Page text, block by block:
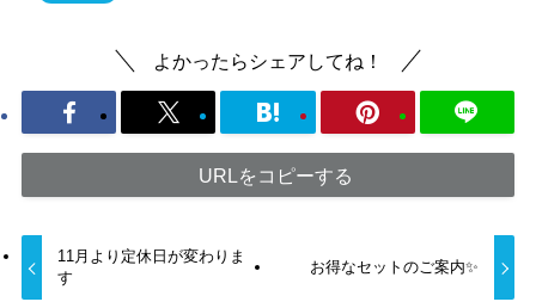
よかったらシェアしてね！
URLをコピーする
11月より定休日が変わりま
す
お得なセットのご案内✨